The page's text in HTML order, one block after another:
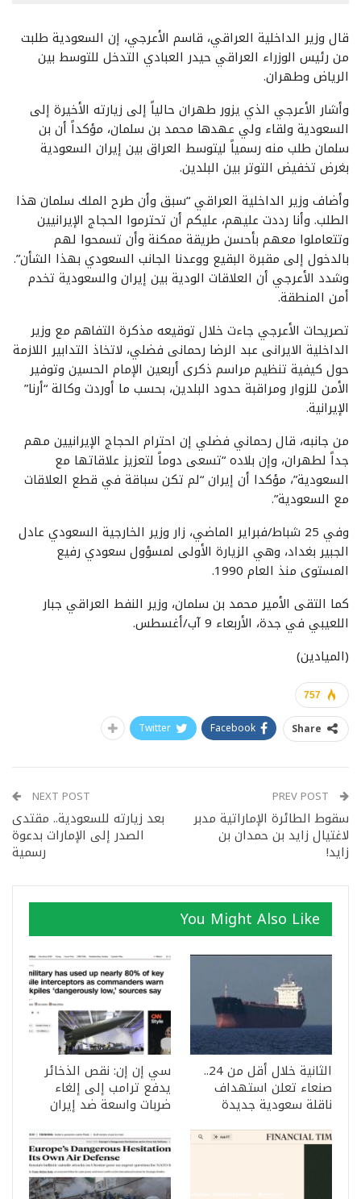
قال وزير الداخلية العراقي، قاسم الأعرجي، إن السعودية طلبت
من رئيس الوزراء العراقي حيدر العبادي التدخل للتوسط بين
الرياض وطهران.
وأشار الأعرجي الذي يزور طهران حالياً إلى زيارته الأخيرة إلى
السعودية ولقاء ولي عهدها محمد بن سلمان، مؤكداً أن بن
سلمان طلب منه رسمياً ليتوسط العراق بين إيران السعودية
بغرض تخفيض التوتر بين البلدين.
وأضاف وزير الداخلية العراقي “سبق وأن طرح الملك سلمان هذا
الطلب. وأنا رددت عليهم، عليكم أن تحترموا الحجاج الإيرانيين
وتتعاملوا معهم بأحسن طريقة ممكنة وأن تسمحوا لهم
بالدخول إلى مقبرة البقيع ووعدنا الجانب السعودي بهذا الشأن”.
وشدد الأعرجي أن العلاقات الودية بين إيران والسعودية تخدم
أمن المنطقة.
تصريحات الأعرجي جاءت خلال توقيعه مذكرة التفاهم مع وزیر
الداخلیة الایرانی عبد الرضا رحمانی فضلي، لاتخاذ التدابیر اللازمة
حول كیفیة تنظیم مراسم ذكرى أربعين الإمام الحسين وتوفیر
الأمن للزوار ومراقبة حدود البلدین، بحسب ما أوردت وكالة “أرنا”
الإيرانية.
من جانبه، قال رحماني فضلي إن احترام الحجاج الإيرانيين مهم
جداً لطهران، وإن بلاده “تسعى دوماً لتعزيز علاقاتها مع
السعودية”، مؤكدا أن إيران “لم تكن سباقة في قطع العلاقات
مع السعودية”.
وفي 25 شباط/فبراير الماضي، زار وزير الخارجية السعودي عادل
الجبير بغداد، وهي الزيارة الأولى لمسؤول سعودي رفيع
المستوى منذ العام 1990.
كما التقى الأمير محمد بن سلمان، وزير النفط العراقي جبار
اللعيبي في جدة، الأربعاء 9 آب/أغسطس.
(الميادين)
757
Share
Facebook
Twitter
سقوط الطائرة الإماراتية مدبر
لاغتيال زايد بن حمدان بن
زايد!
NEXT POST
بعد زيارته للسعودية.. مقتدى
الصدر إلى الإمارات بدعوة
رسمية
You Might Also Like
الثانية خلال أقل من 24..
صنعاء تعلن استهداف
ناقلة سعودية جديدة
سي إن إن: نقص الذخائر
يدفع ترامب إلى إلغاء
ضربات واسعة ضد إيران